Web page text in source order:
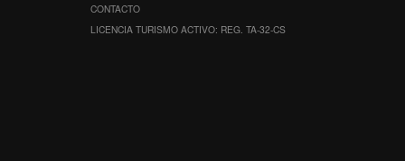
CONTACTO
LICENCIA TURISMO ACTIVO: REG. TA-32-CS